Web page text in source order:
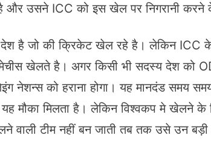
और उसने ICC को इस खेल पर निगरानी
है जो की क्रिकेट खेल रहे है। लेकिन ICC के
मेचीस खेलते है। अगर किसी भी सदस्य देश को
नेशन्स को हराना होगा। यह मानदंड समय
यह मौका मिलता है। लेकिन विश्वकप मे
टीम नहीं बन जाती तब तक उसे उन बड़ी